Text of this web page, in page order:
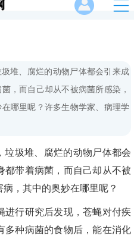
堆、腐烂的动物尸体都会引来成
，而自己却从不被病菌所感染，
哪里呢？许多生物学家、病理学
垃圾堆、腐烂的动物尸体都会
都带着病菌，而自己却从不被
，其中的奥妙在哪里呢？
进行研究后发现，苍蝇对付疾
多种病菌的食物后，能在消化